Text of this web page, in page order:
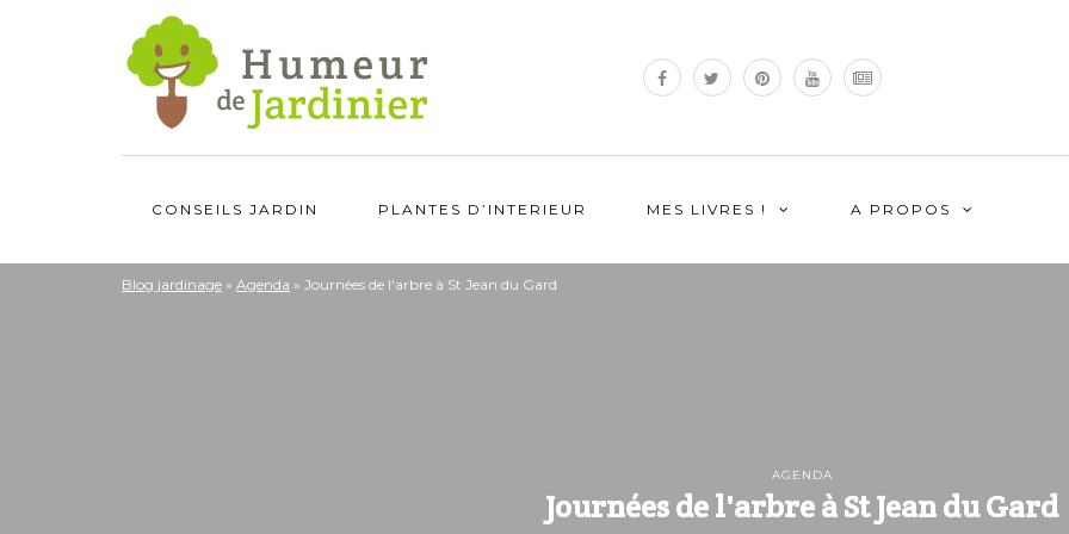
CONSEILS JARDIN PLANTES D’INTERIEUR MES LIVRES ! A PROPOS
Blog jardinage » Agenda » Journées de l'arbre à St Jean du Gard
AGENDA
Journées de l'arbre à St Jean du Gard